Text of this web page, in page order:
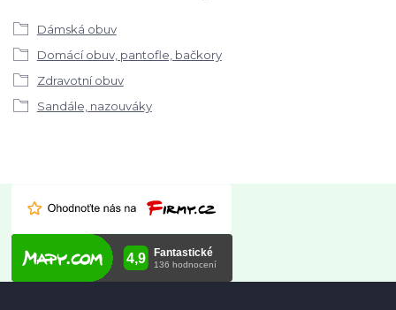
Dámská obuv
Domácí obuv, pantofle, bačkory
Zdravotní obuv
Sandále, nazouváky